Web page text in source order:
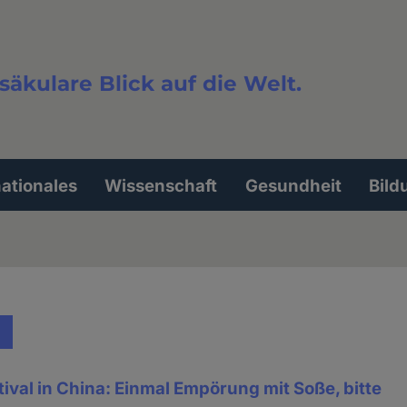
Blick auf die Welt.
Wissenschaft Gesundheit
in China: Einmal Empörung mit Soße, bitte